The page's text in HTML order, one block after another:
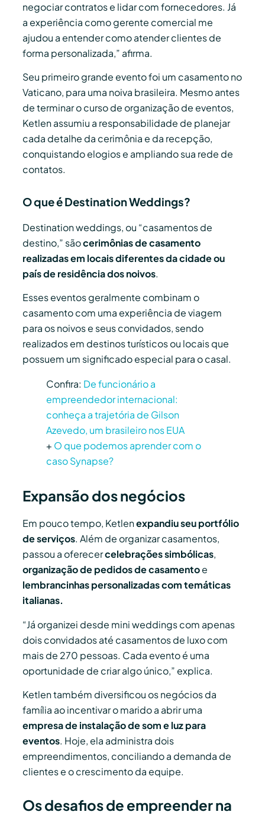
negociar contratos e lidar com fornecedores. Já
a experiência como gerente comercial me
ajudou a entender como atender clientes de
forma personalizada,” afirma.
Seu primeiro grande evento foi um casamento no
Vaticano, para uma noiva brasileira. Mesmo antes
de terminar o curso de organização de eventos,
Ketlen assumiu a responsabilidade de planejar
cada detalhe da cerimônia e da recepção,
conquistando elogios e ampliando sua rede de
contatos.
O que é Destination Weddings?
Destination weddings, ou “casamentos de
destino,” sãocerimônias de casamento
realizadas em locais diferentes da cidade ou
país de residência dos noivos.
Esses eventos geralmente combinam o
casamento com uma experiência de viagem
para os noivos e seus convidados, sendo
realizados em destinos turísticos ou locais que
possuem um significado especial para o casal.
Confira: De funcionário a
empreendedor internacional:
conheça a trajetória de Gilson
Azevedo, um brasileiro nos EUA
+ O que podemos aprender com o
caso Synapse?
Expansão dos negócios
Em pouco tempo, Ketlenexpandiu seu portfólio
de serviços. Além de organizar casamentos,
passou a oferecercelebrações simbólicas,
organização de pedidos de casamentoe
lembrancinhas personalizadas com temáticas
italianas.
“Já organizei desde mini weddings com apenas
dois convidados até casamentos de luxo com
mais de 270 pessoas. Cada evento é uma
oportunidade de criar algo único,” explica.
Ketlen também diversificou os negócios da
família ao incentivar o marido a abrir uma
empresa de instalação de som e luz para
eventos. Hoje, ela administra dois
empreendimentos, conciliando a demanda de
clientes e o crescimento da equipe.
Os desafios de empreender na